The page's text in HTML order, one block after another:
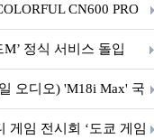
CN600 PRO
정식 서비스 돌입
오디오) 'M18i Max' 국
게임 전시회 ‘도쿄 게임